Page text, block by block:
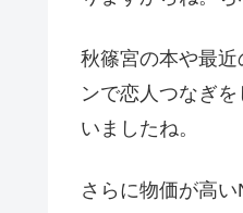
秋篠宮の本や最近
ンで恋人つなぎ
いましたね。
さらに物価が高